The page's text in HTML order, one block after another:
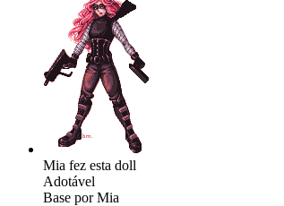
Mia fez esta doll
Adotável
Base por Mia